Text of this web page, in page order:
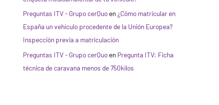
Preguntas ITV - Grupo cerQuoen ¿Cómo matricular en
España un vehículo procedente de la Unión Europea?
Inspección previa a matriculación
Preguntas ITV - Grupo cerQuoen Pregunta ITV: Ficha
técnica de caravana menos de 750kilos